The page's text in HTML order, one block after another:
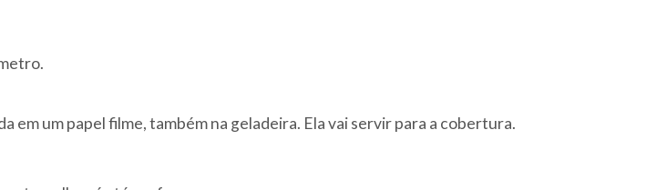
em um papel filme, também na geladeira. Ela vai servir para a cobertura.